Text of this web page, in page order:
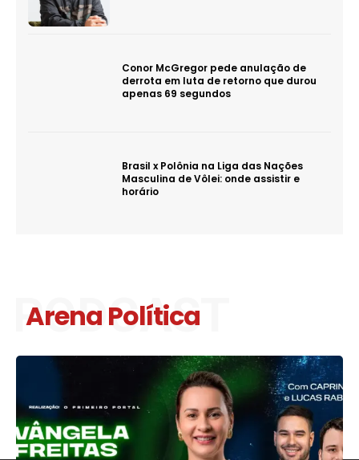
Conor McGregor pede anulação de
derrota em luta de retorno que durou
apenas 69 segundos
Brasil x Polônia na Liga das Nações
Masculina de Vôlei: onde assistir e
horário
Arena Política
PODCAST